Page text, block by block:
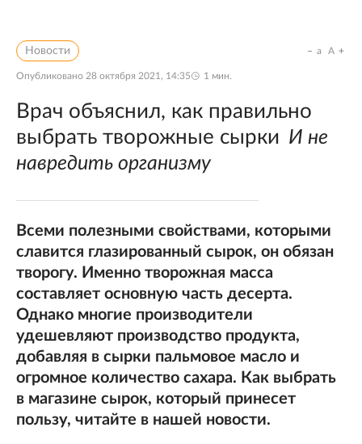
Новости
Опубликовано 28 октября 2021, 14:35 1 мин.
a A
Врач объяснил, как правильно
выбрать творожные сырки И не
навредить организму
Всеми полезными свойствами, которыми
славится глазированный сырок, он обязан
творогу. Именно творожная масса
составляет основную часть десерта.
Однако многие производители
удешевляют производство продукта,
добавляя в сырки пальмовое масло и
огромное количество сахара. Как выбрать
в магазине сырок, который принесет
пользу, читайте в нашей новости.